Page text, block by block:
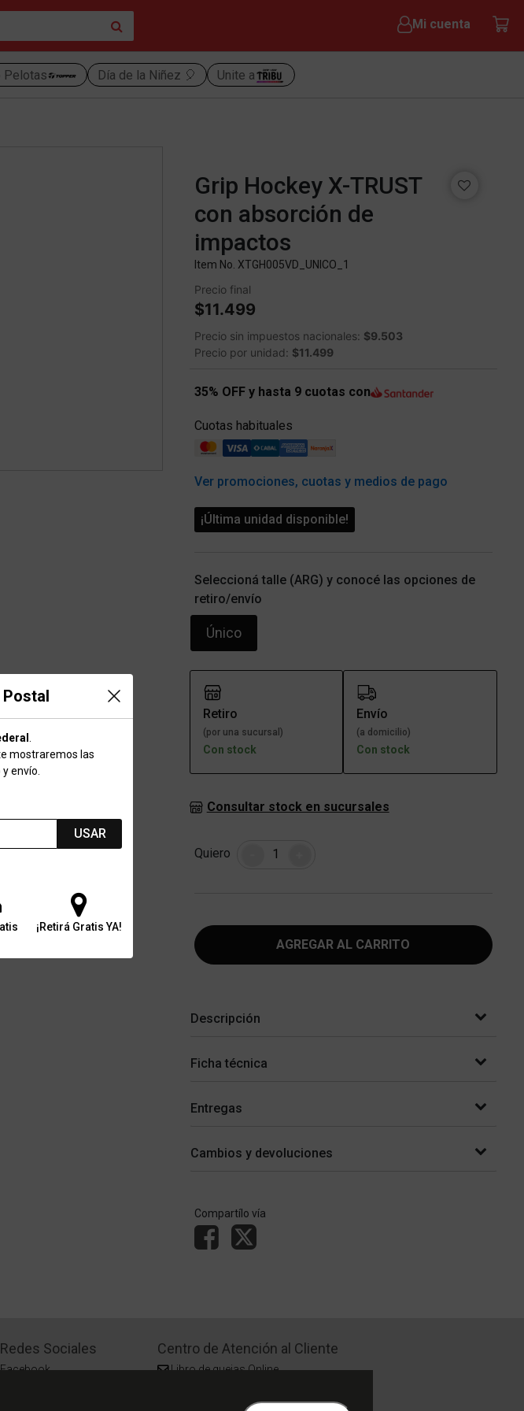
Mi cuenta
Pelotas Día de la Niñez 🎈 Unite a
mostraremos las
envío.
USAR
¡Retirá Gratis YA!
Grip Hockey X-TRUST
con absorción de
impactos
Item No. XTGH005VD_UNICO_1
Precio final
$11.499
Precio sin impuestos nacionales: $9.503
Precio por unidad: $11.499
35% OFF y hasta 9 cuotas con
Cuotas habituales
Ver promociones, cuotas y medios de pago
¡Última unidad disponible!
Seleccioná talle (ARG) y conocé las opciones de
retiro/envío
Único
Retiro
(por una sucursal)
Con stock
Envío
(a domicilio)
Con stock
Consultar stock en sucursales
Quiero Cantidad
AGREGAR AL CARRITO
Descripción
Ficha técnica
Entregas
Cambios y devoluciones
Compartílo vía
Redes Sociales
Facebook
Centro de Atención al Cliente
Libro de quejas Online